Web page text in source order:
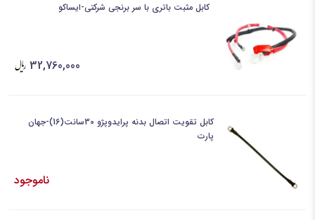
کابل مثبت باتری با سر برنجی شرکتی-ایساکو
32,760,000
کابل تقویت اتصال بدنه پرایدوپژو 30سانت(16)-جهان
پارت
ناموجود